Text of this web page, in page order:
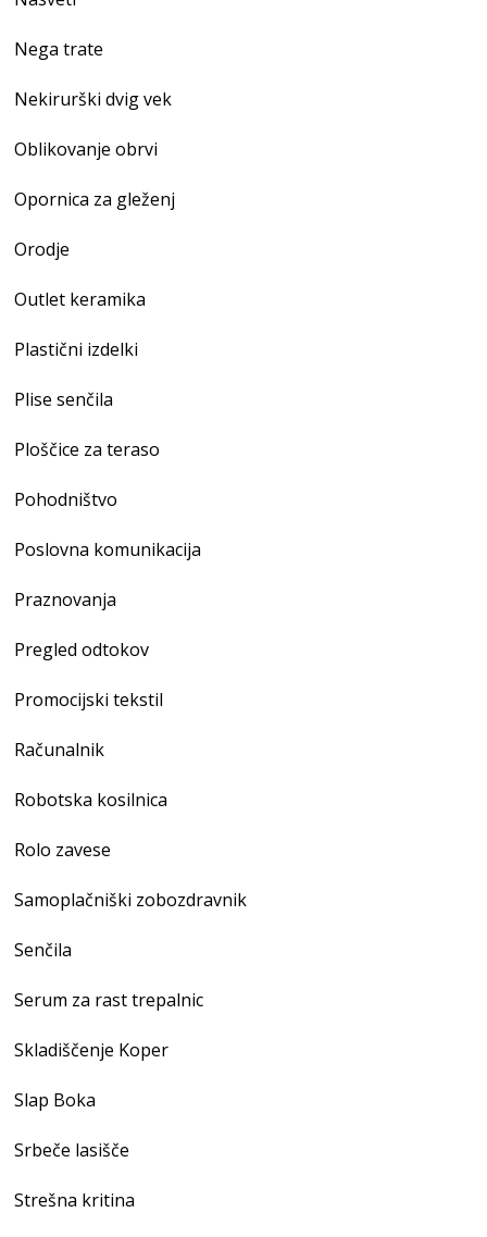
Nega trate
Nekirurški dvig vek
Oblikovanje obrvi
Opornica za gleženj
Orodje
Outlet keramika
Plastični izdelki
Plise senčila
Ploščice za teraso
Pohodništvo
Poslovna komunikacija
Praznovanja
Pregled odtokov
Promocijski tekstil
Računalnik
Robotska kosilnica
Rolo zavese
Samoplačniški zobozdravnik
Senčila
Serum za rast trepalnic
Skladiščenje Koper
Slap Boka
Srbeče lasišče
Strešna kritina